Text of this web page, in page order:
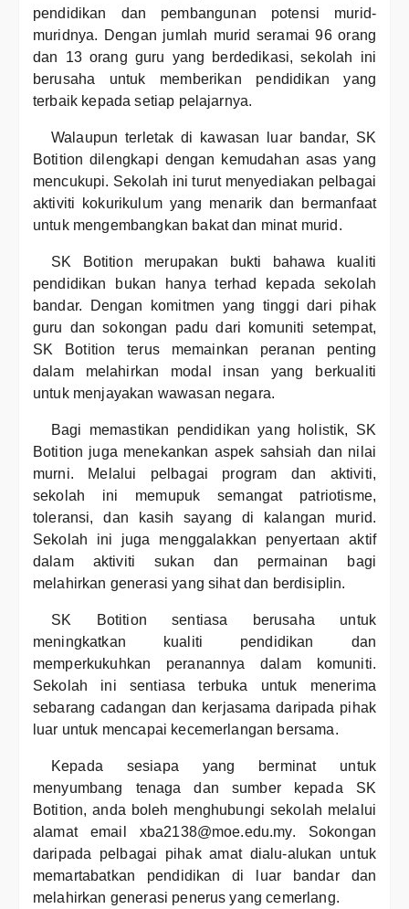
pendidikan dan pembangunan potensi murid-
muridnya. Dengan jumlah murid seramai 96 orang
dan 13 orang guru yang berdedikasi, sekolah ini
berusaha untuk memberikan pendidikan yang
terbaik kepada setiap pelajarnya.
Walaupun terletak di kawasan luar bandar, SK
Botition dilengkapi dengan kemudahan asas yang
mencukupi. Sekolah ini turut menyediakan pelbagai
aktiviti kokurikulum yang menarik dan bermanfaat
untuk mengembangkan bakat dan minat murid.
SK Botition merupakan bukti bahawa kualiti
pendidikan bukan hanya terhad kepada sekolah
bandar. Dengan komitmen yang tinggi dari pihak
guru dan sokongan padu dari komuniti setempat,
SK Botition terus memainkan peranan penting
dalam melahirkan modal insan yang berkualiti
untuk menjayakan wawasan negara.
Bagi memastikan pendidikan yang holistik, SK
Botition juga menekankan aspek sahsiah dan nilai
murni. Melalui pelbagai program dan aktiviti,
sekolah ini memupuk semangat patriotisme,
toleransi, dan kasih sayang di kalangan murid.
Sekolah ini juga menggalakkan penyertaan aktif
dalam aktiviti sukan dan permainan bagi
melahirkan generasi yang sihat dan berdisiplin.
SK Botition sentiasa berusaha untuk
meningkatkan kualiti pendidikan dan
memperkukuhkan peranannya dalam komuniti.
Sekolah ini sentiasa terbuka untuk menerima
sebarang cadangan dan kerjasama daripada pihak
luar untuk mencapai kecemerlangan bersama.
Kepada sesiapa yang berminat untuk
menyumbang tenaga dan sumber kepada SK
Botition, anda boleh menghubungi sekolah melalui
alamat email xba2138@moe.edu.my. Sokongan
daripada pelbagai pihak amat dialu-alukan untuk
memartabatkan pendidikan di luar bandar dan
melahirkan generasi penerus yang cemerlang.